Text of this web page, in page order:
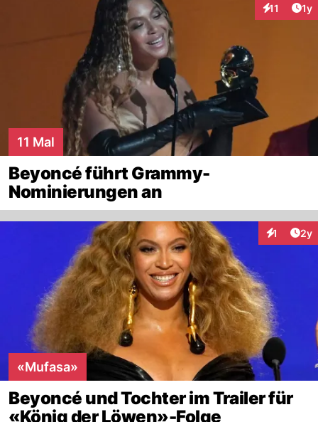
11 1y
11 Mal
Beyoncé führt Grammy-
Nominierungen an
1 2y
«Mufasa»
Beyoncé und Tochter im Trailer für
«König der Löwen»-Folge